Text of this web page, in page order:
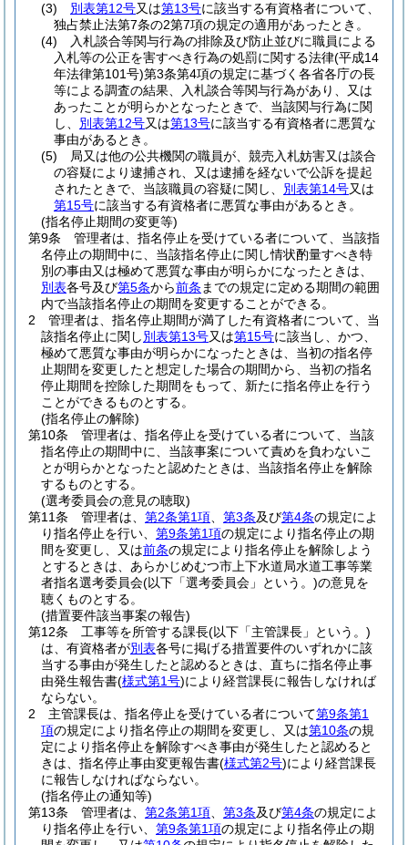
(3)
別表第12号又は第13号に該当する有資格者について、
独占禁止法第7条の2第7項の規定の適用があったとき。
(4)
入札談合等関与行為の排除及び防止並びに職員による
入札等の公正を害すべき行為の処罰に関する法律(平成14
年法律第101号)第3条第4項の規定に基づく各省各庁の長
等による調査の結果、入札談合等関与行為があり、又は
あったことが明らかとなったときで、当該関与行為に関
し、 別表第12号又は第13号に該当する有資格者に悪質な
事由があるとき。
(5)
局又は他の公共機関の職員が、競売入札妨害又は談合
の容疑により逮捕され、又は逮捕を経ないで公訴を提起
されたときで、当該職員の容疑に関し、 別表第14号又は
第15号に該当する有資格者に悪質な事由があるとき。
(指名停止期間の変更等)
第9条
管理者は、指名停止を受けている者について、当該指
名停止の期間中に、当該指名停止に関し情状酌量すべき特
別の事由又は極めて悪質な事由が明らかになったときは、
別表各号及び第5条から前条 までの規定に定める期間の範囲
内で当該指名停止の期間を変更することができる。
2
管理者は、指名停止期間が満了した有資格者について、当
該指名停止に関し別表第13号又は第15号に該当し、かつ、
極めて悪質な事由が明らかになったときは、当初の指名停
止期間を変更したと想定した場合の期間から、当初の指名
停止期間を控除した期間をもって、新たに指名停止を行う
ことができるものとする。
(指名停止の解除)
第10条
管理者は、指名停止を受けている者について、当該
指名停止の期間中に、当該事案について責めを負わないこ
とが明らかとなったと認めたときは、当該指名停止を解除
するものとする。
(選考委員会の意見の聴取)
第11条
管理者は、 第2条第1項 第3条及び第4条の規定によ
り指名停止を行い、 第9条第1項の規定により指名停止の期
間を変更し、又は前条の規定により指名停止を解除しよう
とするときは、あらかじめむつ市上下水道局水道工事等業
者指名選考委員会(以下「選考委員会」という。)の意見を
聴くものとする。
(措置要件該当事案の報告)
第12条
工事等を所管する課長(以下「主管課長」という。)
は、有資格者が別表各号に掲げる措置要件のいずれかに該
当する事由が発生したと認めるときは、直ちに指名停止事
由発生報告書(様式第1号)により経営課長に報告しなければ
ならない。
2
主管課長は、指名停止を受けている者について第9条第1
項の規定により指名停止の期間を変更し、又は第10条の規
定により指名停止を解除すべき事由が発生したと認めると
きは、指名停止事由変更報告書(様式第2号)により経営課長
に報告しなければならない。
(指名停止の通知等)
第13条
管理者は、 第2条第1項 第3条及び第4条の規定によ
り指名停止を行い、 第9条第1項の規定により指名停止の期